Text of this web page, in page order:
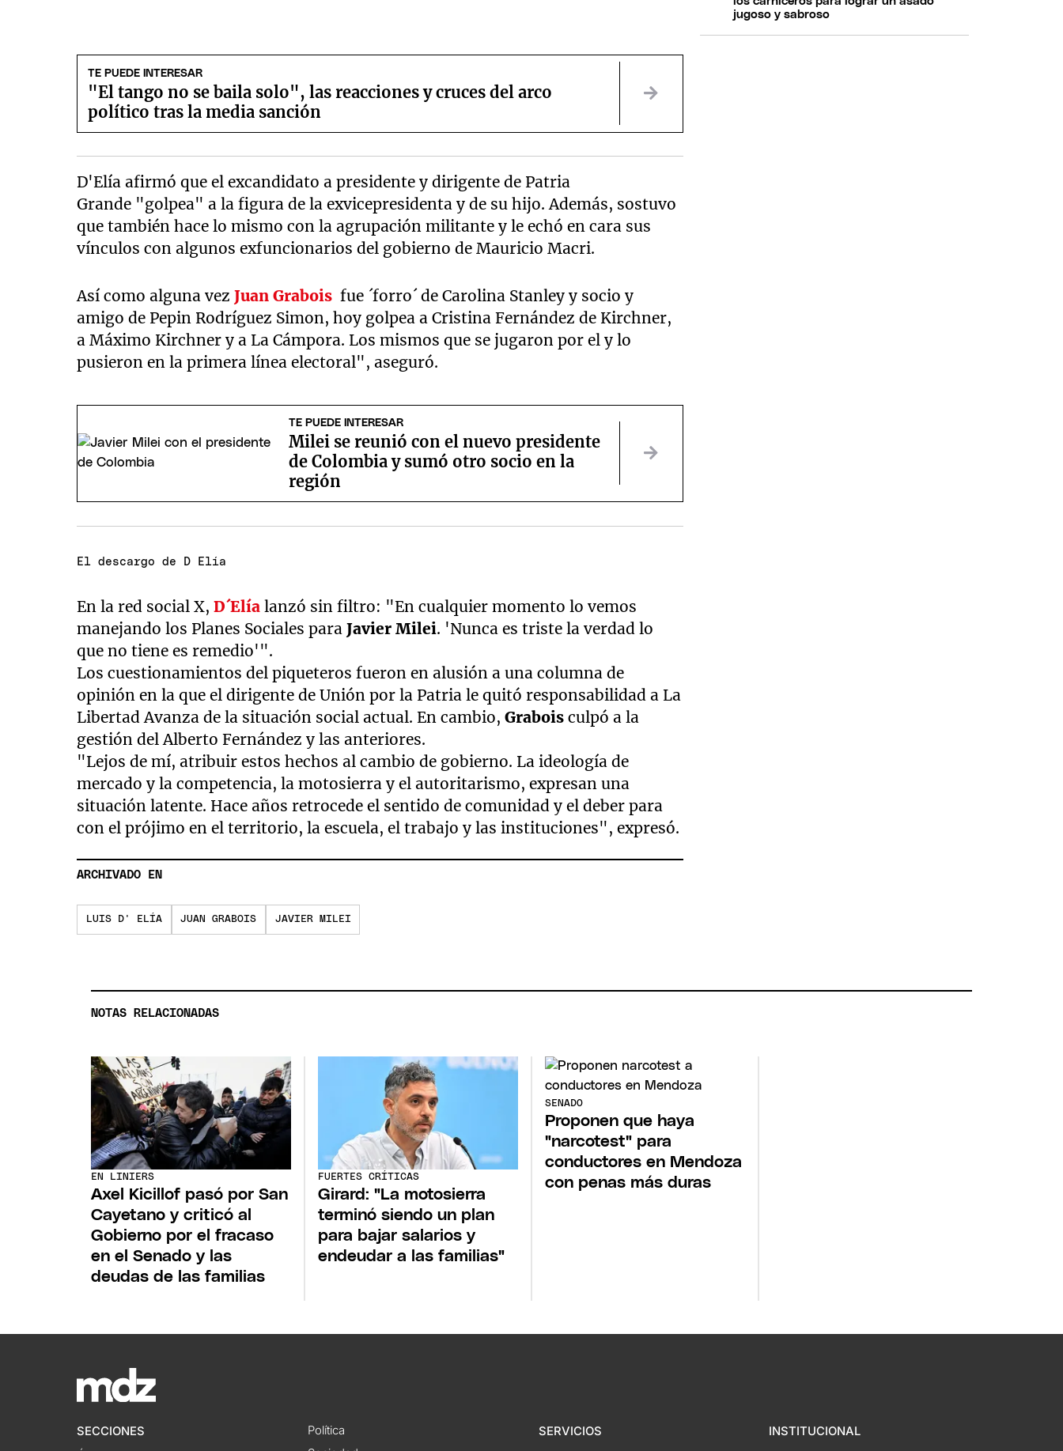
TE PUEDE INTERESAR
"El tango no se baila solo", las reacciones y cruces del arco
político tras la media sanción
D'Elía afirmó que el excandidato a presidente y dirigente de Patria
Grande "golpea" a la figura de la exvicepresidenta y de su hijo. Además, sostuvo
que también hace lo mismo con la agrupación militante y le echó en cara sus
vínculos con algunos exfuncionarios del gobierno de Mauricio Macri.
Así como alguna vezJuan Grabois fue ´forro´ de Carolina Stanley y socio y
amigo de Pepin Rodríguez Simon, hoy golpea a Cristina Fernández de Kirchner,
a Máximo Kirchner y a La Cámpora. Los mismos que se jugaron por el y lo
pusieron en la primera línea electoral", aseguró.
TE PUEDE INTERESAR
Milei se reunió con el nuevo presidente
de Colombia y sumó otro socio en la
región
El descargo de D´Elía
En la red social X,D´Elía lanzó sin filtro: "En cualquier momento lo vemos
manejando los Planes Sociales paraJavier Milei. 'Nunca es triste la verdad lo
que no tiene es remedio'".
Los cuestionamientos del piqueteros fueron en alusión a una columna de
opinión en la que el dirigente de Unión por la Patria le quitó responsabilidad a La
Libertad Avanza de la situación social actual. En cambio,Grabois culpó a la
gestión del Alberto Fernández y las anteriores.
"Lejos de mí, atribuir estos hechos al cambio de gobierno. La ideología de
mercado y la competencia, la motosierra y el autoritarismo, expresan una
situación latente. Hace años retrocede el sentido de comunidad y el deber para
con el prójimo en el territorio, la escuela, el trabajo y las instituciones", expresó.
ARCHIVADO EN
LUIS D' ELÍA JUAN GRABOIS JAVIER MILEI
jugoso y sabroso
NOTAS RELACIONADAS
EN LINIERS
Axel Kicillof pasó por San
Cayetano y criticó al
Gobierno por el fracaso
en el Senado y las
deudas de las familias
FUERTES CRÍTICAS
Girard: "La motosierra
terminó siendo un plan
para bajar salarios y
endeudar a las familias"
SENADO
Proponen que haya
"narcotest" para
conductores en Mendoza
con penas más duras
SECCIONES
Política
SERVICIOS
INSTITUCIONAL